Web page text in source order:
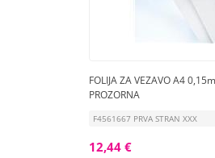
FOLIJA ZA VEZAVO A4
PROZORNA
F4561667 PRVA STRAN XXX
12,44 €